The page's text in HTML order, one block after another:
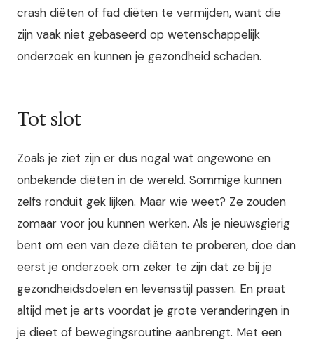
crash diëten of fad diëten te vermijden, want die
zijn vaak niet gebaseerd op wetenschappelijk
onderzoek en kunnen je gezondheid schaden.
Tot slot
Zoals je ziet zijn er dus nogal wat ongewone en
onbekende diëten in de wereld. Sommige kunnen
zelfs ronduit gek lijken. Maar wie weet? Ze zouden
zomaar voor jou kunnen werken. Als je nieuwsgierig
bent om een van deze diëten te proberen, doe dan
eerst je onderzoek om zeker te zijn dat ze bij je
gezondheidsdoelen en levensstijl passen. En praat
altijd met je arts voordat je grote veranderingen in
je dieet of bewegingsroutine aanbrengt. Met een